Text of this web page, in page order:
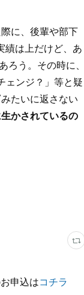
に、後輩や部下
績は上だけど、あ
う。その時に、
ェンジ？」等と疑
たいに返さない
かされているの
申込はコチラ